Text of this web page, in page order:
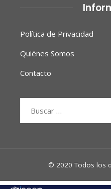
Política de Privacidad
Quiénes Somos
Contacto
© 2020 Todos los